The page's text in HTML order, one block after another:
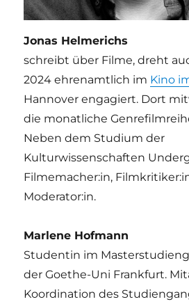
Jonas Helmerichs
schreibt über Filme, dreht
2024 ehrenamtlich im Kino
Hannover engagiert. Dort
die monatliche
Neben dem Studium der
Kulturwissenschaften
Filmemacher:in,
Moderator:in.
Marlene Hofmann
Studentin im
der Goethe-Uni Frankfurt.
Koordination des